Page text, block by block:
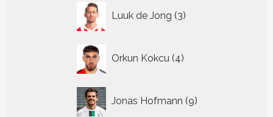
Luuk de Jong 3
producten
Orkun Kokcu 4
producten
Jonas Hofmann 9
producten